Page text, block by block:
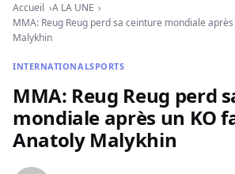
Accueil
A LA UNE
MMA: Reug Reug perd sa ceinture mondiale
Malykhin
INTERNATIONALSPORTS
MMA: Reug Reug perd
mondiale après un KO
Anatoly Malykhin